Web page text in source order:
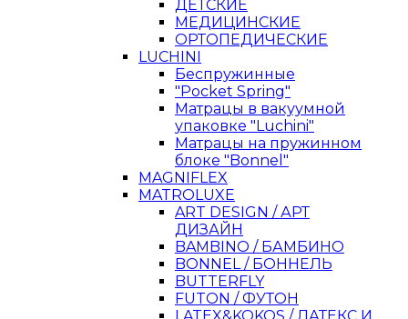
ДЕТСКИЕ
МЕДИЦИНСКИЕ
ОРТОПЕДИЧЕСКИЕ
LUCHINI
Беспружинные
"Pocket Spring"
Матрацы в вакуумной
упаковке "Luchini"
Матрацы на пружинном
блоке "Bonnel"
MAGNIFLEX
MATROLUXE
ART DESIGN / АРТ
ДИЗАЙН
BAMBINO / БАМБИНО
BONNEL / БОННЕЛЬ
BUTTERFLY
FUTON / ФУТОН